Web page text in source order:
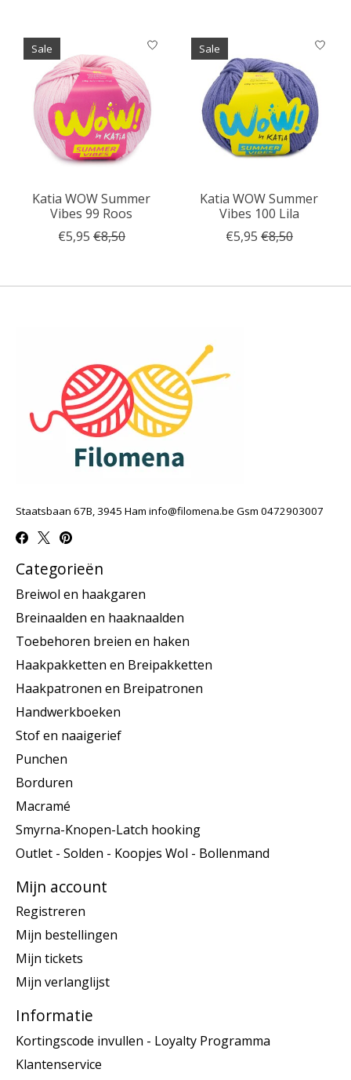
Sale
Katia WOW Summer
Vibes 99 Roos
€5,95 €8,50
Sale
Katia WOW Summer
Vibes 100 Lila
€5,95 €8,50
Staatsbaan 67B, 3945 Ham info@filomena.be Gsm 0472903007
Categorieën
Breiwol en haakgaren
Breinaalden en haaknaalden
Toebehoren breien en haken
Haakpakketten en Breipakketten
Haakpatronen en Breipatronen
Handwerkboeken
Stof en naaigerief
Punchen
Borduren
Macramé
Smyrna-Knopen-Latch hooking
Outlet - Solden - Koopjes Wol - Bollenmand
Mijn account
Registreren
Mijn bestellingen
Mijn tickets
Mijn verlanglijst
Informatie
Kortingscode invullen - Loyalty Programma
Klantenservice